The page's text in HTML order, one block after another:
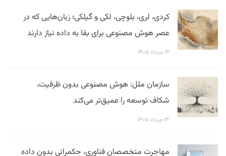
کردی، لری، بلوچی، لکی و گیلکی؛ زبان‌هایی که در
عصر هوش مصنوعی برای بقا به داده نیاز دارند
۱۴ مرداد ۱۴۰۵
سازمان ملل: هوش مصنوعی بدون ظرفیت،
شکاف توسعه را عمیق‌تر می‌کند
۱۳ مرداد ۱۴۰۵
مهاجرت متخصصان فناوری، حکمرانی بدون داده